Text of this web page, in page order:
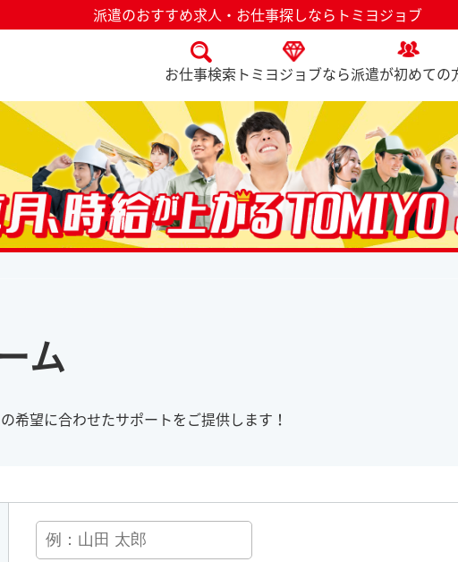
派遣のおすすめ求人・お仕事探しならトミヨジョブ
お仕事検索 トミヨジョブなら派遣が初めての
ム
希望に合わせたサポートをご提供します！